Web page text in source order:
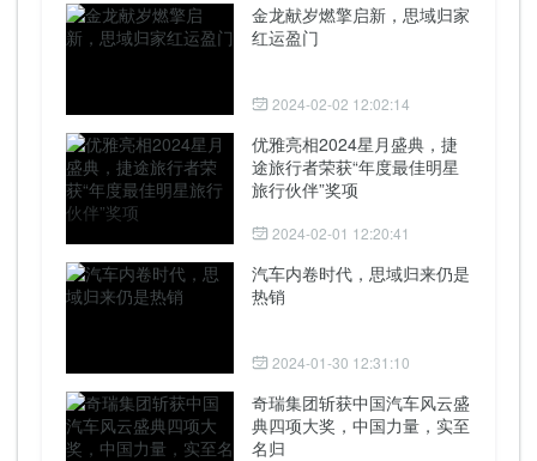
金龙献岁燃擎启新，思域归家
红运盈门
2024-02-02 12:02:14
优雅亮相2024星月盛典，捷
途旅行者荣获“年度最佳明星
旅行伙伴”奖项
2024-02-01 12:20:41
汽车内卷时代，思域归来仍是
热销
2024-01-30 12:31:10
奇瑞集团斩获中国汽车风云盛
典四项大奖，中国力量，实至
名归